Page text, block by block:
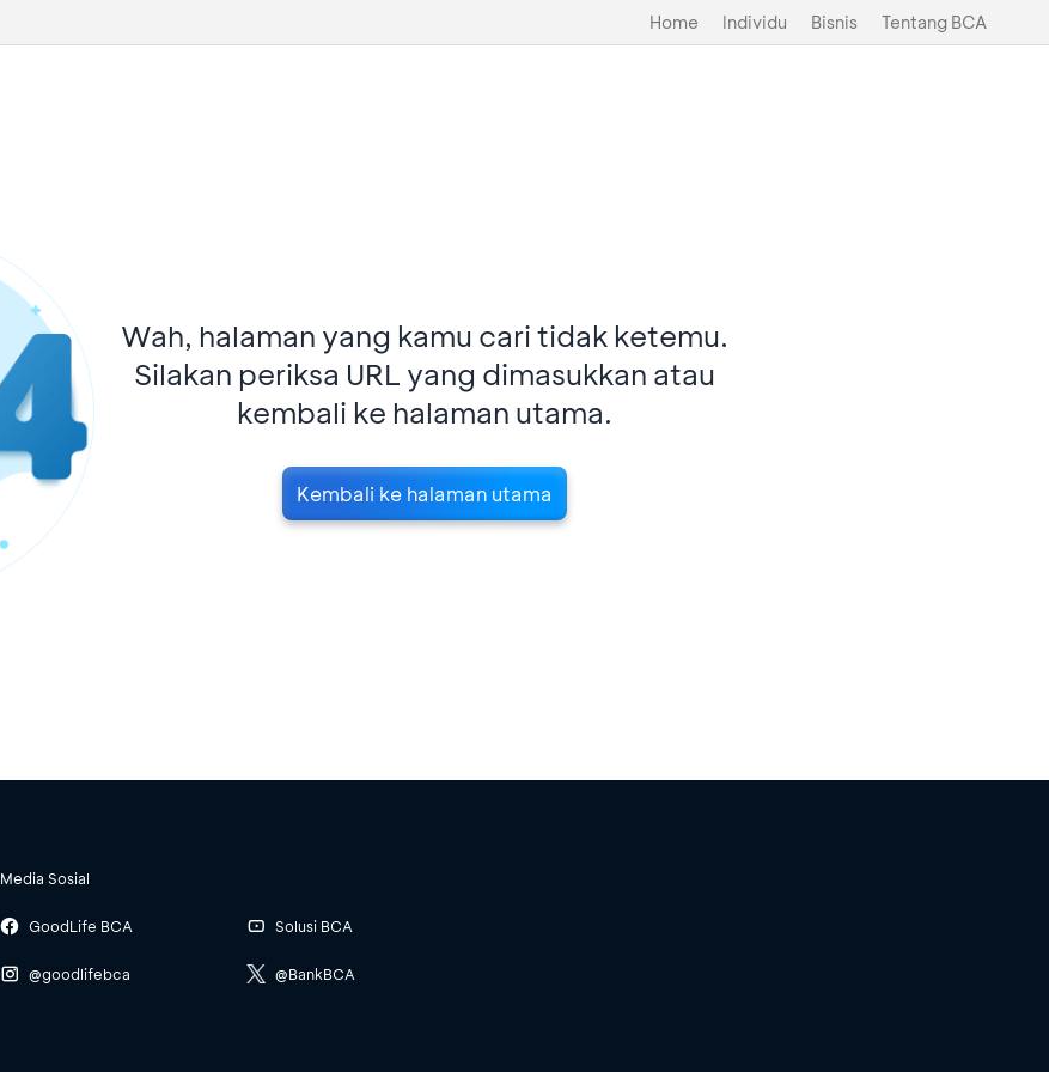
Home Individu Bisnis Tentang BCA
Wah, halaman yang kamu cari tidak ketemu.
Silakan periksa URL yang dimasukkan atau
kembali ke halaman utama.
Kembali ke halaman utama
Media Sosial
GoodLife BCA
@goodlifebca
Solusi BCA
@BankBCA